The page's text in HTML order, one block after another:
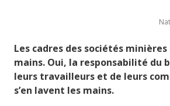
Les cadres des sociétés
mains. Oui, la responsabilité du
leurs travailleurs et de leurs
s’en lavent les mains.